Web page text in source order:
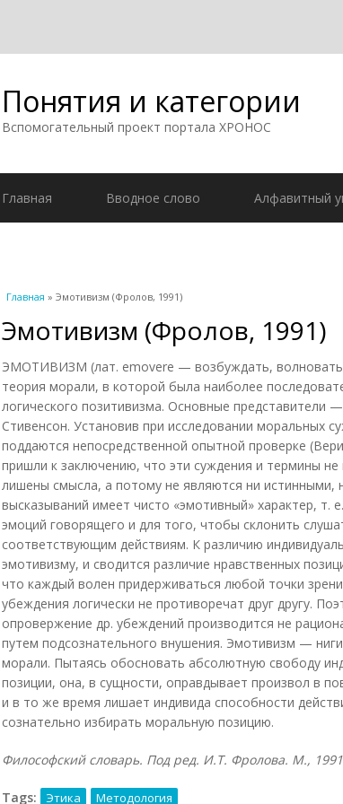
Понятия и категории
Вспомогательный проект портала ХРОНОС
Главная Вводное слово Алфавитный
Вы здесь
Главная » Эмотивизм (Фролов, 1991)
Эмотивизм (Фролов, 1991)
ЭМОТИВИЗМ (лат. emovere — возбуждать,
теория морали, в которой была наиболее
логического позитивизма. Основные представители
Стивенсон. Установив при исследовании моральных
поддаются непосредственной опытной проверке
пришли к заключению, что эти суждения и термины
лишены смысла, а потому не являются ни истинными,
высказываний имеет чисто «эмотивный» характер,
эмоций говорящего и для того, чтобы склонить
соответствующим действиям. К различию
эмотивизму, и сводится различие нравственных
что каждый волен придерживаться любой точки
убеждения логически не противоречат друг другу.
опровержение др. убеждений производится не
путем подсознательного внушения. Эмотивизм —
морали. Пытаясь обосновать абсолютную свободу
позиции, она, в сущности, оправдывает произвол в
и в то же время лишает индивида способности
сознательно избирать моральную позицию.
Философский словарь. Под ред. И.Т. Фролова. М.,
Tags: Этика Методология